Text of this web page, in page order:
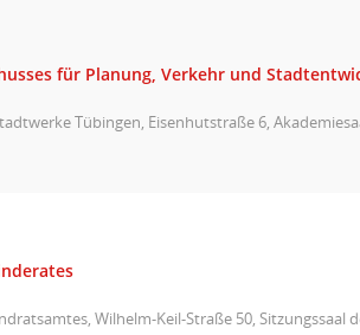
für Planung, Verkehr und
Tübingen, Eisenhutstraße 6,
Wilhelm-Keil-Straße 50, Sitzungssaal